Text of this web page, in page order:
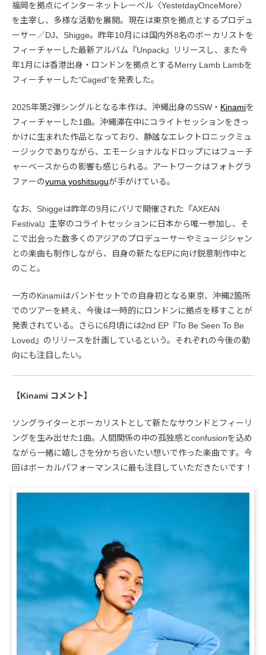
福岡を拠点にインターネットレーベル〈YestetdayOnceMore〉
を主宰し、多様な活動を展開。現在は東京を拠点とするプロデュ
ーサー／DJ、Shigge。昨年10月には国内外8名のボーカリストを
フィーチャーした最新アルバム『Unpack』リリースし、また今
年1月には香港出身・ロンドンを拠点とするMerry Lamb Lambを
フィーチャーした“Caged”を発表した。
2025年第2弾シングルとなる本作は、沖縄出身のSSW・ Kinamiを
フィーチャーした1曲。沖縄滞在中にコライトセッションをきっ
かけに生まれた作品となっており、静謐なエレクトロニックミュ
ージックでありながら、エモーショナルなドロップにはフューチ
ャーベースからの影響も感じられる。アートワークはフォトグラ
ファーのyuma yoshitsuguが手がけている。
なお、Shiggeは昨年の9月にバリで開催された『AXEAN
Festival』主宰のコライトセッションに日本から唯一参加し、そ
こで出会った数多くのアジアのプロデューサーやミュージシャン
との楽曲も制作しながら、自身の新たなEPに向け鋭意制作中と
のこと。
一方のKinamiはバンドセットでの自身初となる東京、沖縄2箇所
でのツアーを終え、今後は一時的にロンドンに拠点を移すことが
発表されている。さらに6月頃には2nd EP『To Be Seen To Be
Loved』のリリースを計画しているという。それぞれの今後の動
向にも注目したい。
【Kinami コメント】
ソングライターとボーカリストとして新たなサウンドとフィーリ
ングを生み出せた1曲。人間関係の中の孤独感とconfusionを込め
ながら一緒に嬉しさを分かち合いたい想いで作った楽曲です。今
回はボーカルパフォーマンスに最も注目していただきたいです！